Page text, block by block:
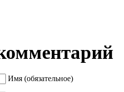
Имя (обязательное)